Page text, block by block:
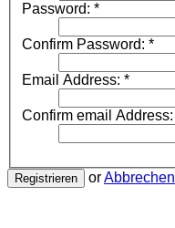
Password: *
Confirm Password: *
Email Address: *
Confirm email Address:
Registrieren orAbbrechen